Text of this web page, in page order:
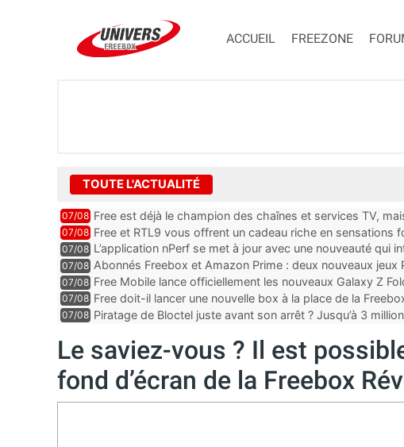
ACCUEIL FREEZONE
TOUTE L'ACTUALITÉ
07/08 Free est déjà le champion des chaînes et services TV,
encore au moin...
07/08 Free et RTL9 vous offrent un cadeau riche en sensations
l’obtenir
07/08 L’application nPerf se met à jour avec une nouveauté qui
Mobile, Orange, SFR ...
07/08 Abonnés Freebox et Amazon Prime : deux nouveaux jeux
07/08 Free Mobile lance officiellement les nouveaux Galaxy Z
des promos et des cadeaux
07/08 Free doit-il lancer une nouvelle box à la place de la
07/08 Piratage de Bloctel juste avant son arrêt ? Jusqu’à 3
Le saviez-vous ? Il est
fond d’écran de la Freebox